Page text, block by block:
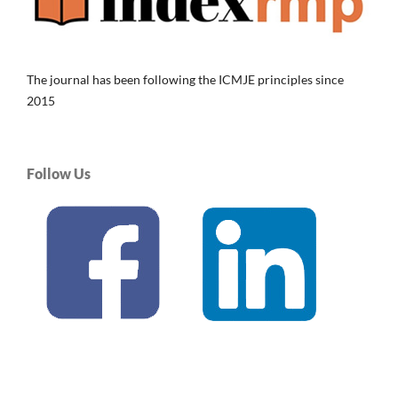
The journal has been following the ICMJE principles since
2015
Follow Us